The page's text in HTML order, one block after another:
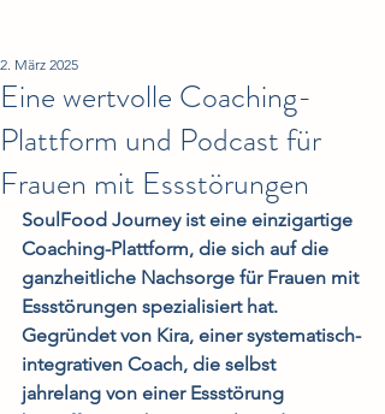
Eine wertvolle Coaching-
Plattform und Podcast für
Frauen mit Essstörungen
2. März 2025
SoulFood Journey ist eine einzigartige
Coaching-Plattform, die sich auf die
ganzheitliche Nachsorge für Frauen mit
Essstörungen spezialisiert hat.
Gegründet von Kira, einer systematisch-
integrativen Coach, die selbst
jahrelang von einer Essstörung